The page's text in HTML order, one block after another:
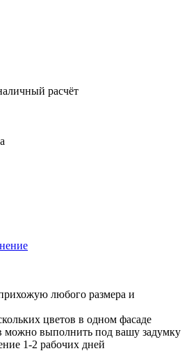
расчёт
любого размера и
цветов в одном фасаде
можно выполнить под вашу задумку
1-2 рабочих дней